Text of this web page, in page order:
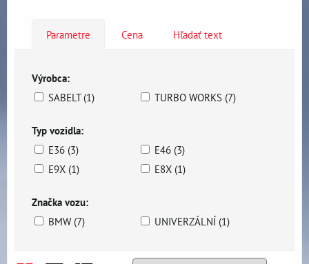
Parametre Cena Hľadať text
Výrobca:
SABELT (1)
TURBO WORKS (7)
Typ vozidla:
E36 (3)
E46 (3)
E9X (1)
E8X (1)
Značka vozu:
BMW (7)
UNIVERZÁLNÍ (1)